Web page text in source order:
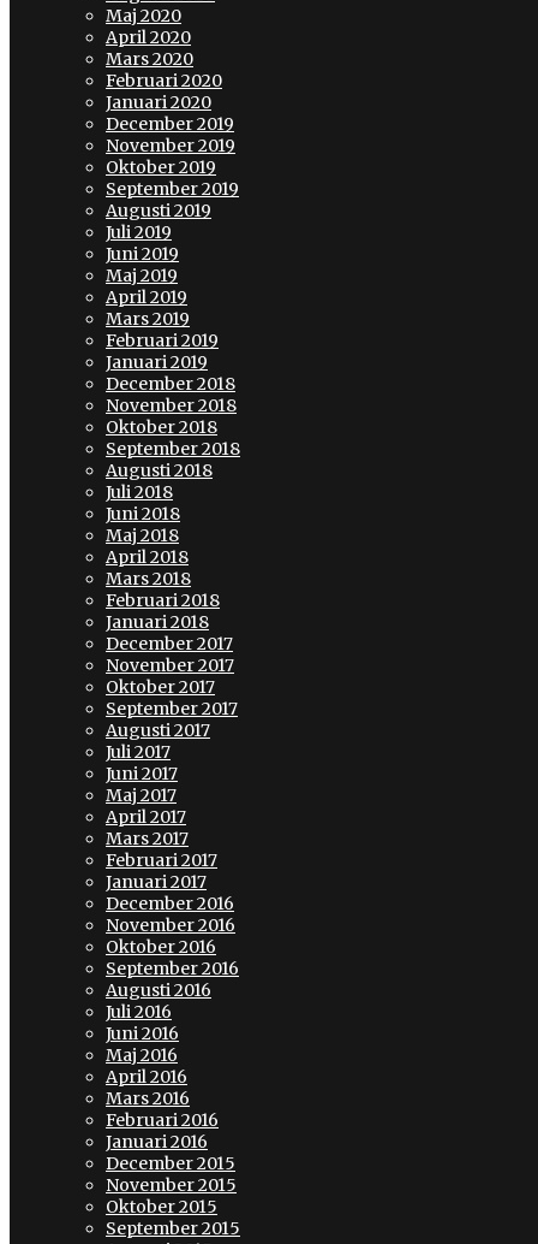
Maj 2020
April 2020
Mars 2020
Februari 2020
Januari 2020
December 2019
November 2019
Oktober 2019
September 2019
Augusti 2019
Juli 2019
Juni 2019
Maj 2019
April 2019
Mars 2019
Februari 2019
Januari 2019
December 2018
November 2018
Oktober 2018
September 2018
Augusti 2018
Juli 2018
Juni 2018
Maj 2018
April 2018
Mars 2018
Februari 2018
Januari 2018
December 2017
November 2017
Oktober 2017
September 2017
Augusti 2017
Juli 2017
Juni 2017
Maj 2017
April 2017
Mars 2017
Februari 2017
Januari 2017
December 2016
November 2016
Oktober 2016
September 2016
Augusti 2016
Juli 2016
Juni 2016
Maj 2016
April 2016
Mars 2016
Februari 2016
Januari 2016
December 2015
November 2015
Oktober 2015
September 2015